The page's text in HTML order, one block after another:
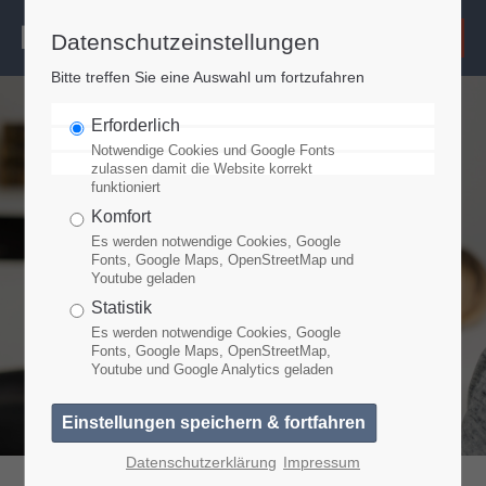
Login
Passwort
Anmelden
Register|Lost your password?
Support
Lorem ipsum dolor sit amet:
Datenschutzeinstellungen
Bitte treffen Sie eine Auswahl um fortzufahren
Erforderlich
Notwendige Cookies und Google Fonts
zulassen damit die Website korrekt
funktioniert
Komfort
Es werden notwendige Cookies, Google
Fonts, Google Maps, OpenStreetMap und
Youtube geladen
Statistik
Es werden notwendige Cookies, Google
Fonts, Google Maps, OpenStreetMap,
Youtube und Google Analytics geladen
Datenschutzerklärung Impressum